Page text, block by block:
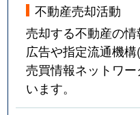
不動産売却活動
売却する不動産の
広告や指定流通機
売買情報ネットワ
います。